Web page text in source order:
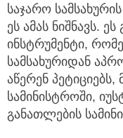
საჯარო
ეს ამას ნიშნავს.
ინსტრუმენტი,
სამსახურიდან
აწერენ
სამინისტროში,
განათლების